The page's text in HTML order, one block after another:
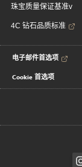
珠宝质量保证基准v
4C 钻石品质标准
电子邮件首选项
Cookie 首选项